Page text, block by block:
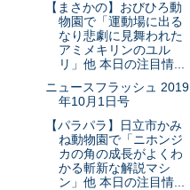
【まさかの】おびひろ動
物園で「運動場に出る
なり悲劇に見舞われた
アミメキリンのユル
リ」他 本日の注目情...
ニュースフラッシュ 2019
年10月1日号
【パラパラ】日立市かみ
ね動物園で「ニホンジ
カの角の成長がよくわ
かる斬新な解説マシ
ン」他 本日の注目情...